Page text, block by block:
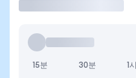
15분 30분 1